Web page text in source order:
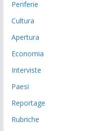
Periferie
Cultura
Apertura
Economia
Interviste
Paesi
Reportage
Rubriche